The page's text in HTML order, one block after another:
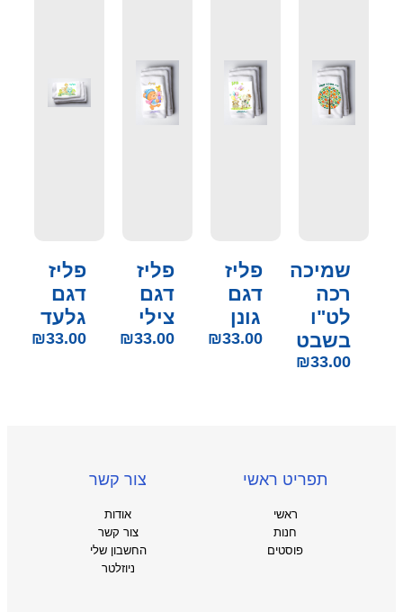
שמיכה
רכה
לט"ו
בשבט
₪33.00
פליז
דגם
גונן
₪33.00
פליז
דגם
צילי
₪33.00
פליז
דגם
גלעד
₪33.00
תפריט ראשי
ראשי
חנות
פוסטים
צור קשר
אודות
צור קשר
החשבון שלי
ניוזלטר